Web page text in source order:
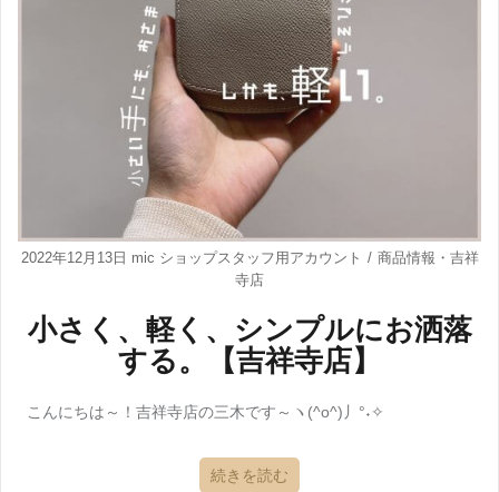
2022年12月13日 mic ショップスタッフ用アカウント 商品情報 ・ 吉祥
寺店
小さく、軽く、シンプルにお洒落
する。【吉祥寺店】
こんにちは～！吉祥寺店の三木です～ヽ(^o^)丿°˖✧
続きを読む